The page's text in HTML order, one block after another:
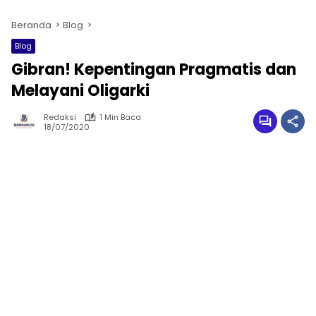
Beranda Blog
Blog
Gibran! Kepentingan Pragmatis dan
Melayani Oligarki
Redaksi
1 Min Baca
18/07/2020